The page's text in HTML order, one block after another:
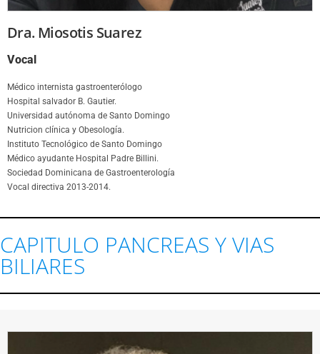
Dra. Miosotis Suarez
Vocal
Médico internista gastroenterólogo
Hospital salvador B. Gautier.
Universidad autónoma de Santo Domingo
Nutricion clínica y Obesología.
Instituto Tecnológico de Santo Domingo
Médico ayudante Hospital Padre Billini.
Sociedad Dominicana de Gastroenterología
Vocal directiva 2013-2014.
CAPITULO PANCREAS Y VIAS
BILIARES